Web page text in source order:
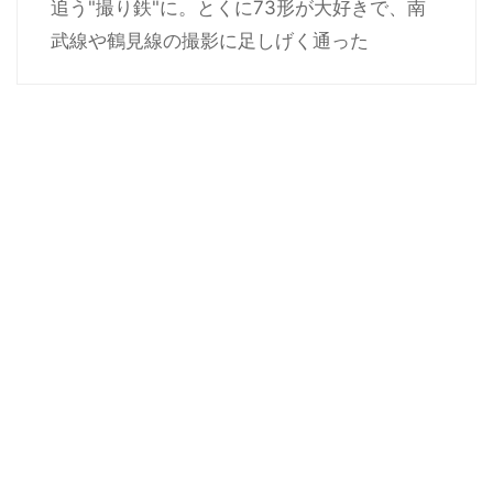
追う"撮り鉄"に。とくに73形が大好きで、南
武線や鶴見線の撮影に足しげく通った